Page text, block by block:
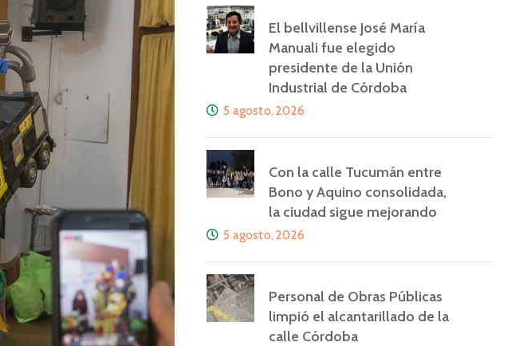
El bellvillense José María
Manuali fue elegido
presidente de la Unión
Industrial de Córdoba
5 agosto, 2026
Con la calle Tucumán entre
Bono y Aquino consolidada,
la ciudad sigue mejorando
5 agosto, 2026
Personal de Obras Públicas
limpió el alcantarillado de la
calle Córdoba